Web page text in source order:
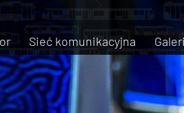
Sieć komunikacyjna